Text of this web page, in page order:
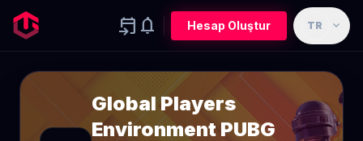
event_upcoming notifications Hesap Oluştur TR expand_more
Global Players
Environment PUBG